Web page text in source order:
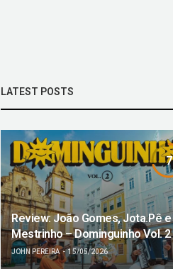
LATEST POSTS
7
Review: João Gomes, Jota.Pê e
Mestrinho – Dominguinho Vol. 2
JOHN PEREIRA 15/05/2026